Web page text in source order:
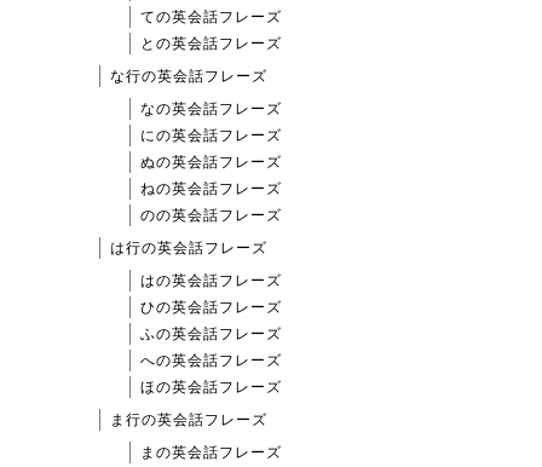
ての英会話フレーズ
との英会話フレーズ
な行の英会話フレーズ
なの英会話フレーズ
にの英会話フレーズ
ぬの英会話フレーズ
ねの英会話フレーズ
のの英会話フレーズ
は行の英会話フレーズ
はの英会話フレーズ
ひの英会話フレーズ
ふの英会話フレーズ
への英会話フレーズ
ほの英会話フレーズ
ま行の英会話フレーズ
まの英会話フレーズ